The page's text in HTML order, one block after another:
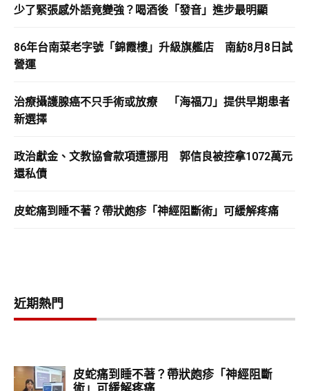
少了緊張感外語竟變強？喝酒後「發音」進步最明顯
86年台南菜老字號「錦霞樓」升級旗艦店 南紡8月8日試
營運
治療攝護腺癌不只手術或放療 「海福刀」提供早期患者
新選擇
政治獻金、文教協會款項遭挪用 郭信良被控拿1072萬元
還私債
皮蛇痛到睡不著？帶狀皰疹「神經阻斷術」可緩解疼痛
近期熱門